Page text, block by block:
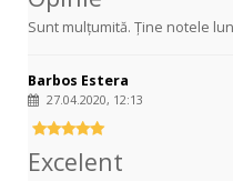
Sunt mulțumită. Ține notele
Barbos Estera
27.04.2020, 12:13
Excelent